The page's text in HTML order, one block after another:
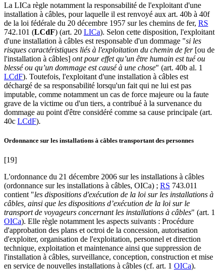
La LICa règle notamment la responsabilité de l'exploitant d'une
installation à câbles, pour laquelle il est renvoyé aux art. 40b à 40f
de la loi fédérale du 20 décembre 1957 sur les chemins de fer, RS
742.101 (LCdF) (art. 20 LICa). Selon cette disposition, l'exploitant
d'une installation à câbles est responsable d'un dommage "si les
risques caractéristiques liés à l'exploitation du chemin de fer [ou de
l'installation à câbles] ont pour effet qu’un être humain est tué ou
blessé ou qu’un dommage est causé à une chose" (art. 40b al. 1
LCdF). Toutefois, l'exploitant d'une installation à câbles est
déchargé de sa responsabilité lorsqu'un fait qui ne lui est pas
imputable, comme notamment un cas de force majeure ou la faute
grave de la victime ou d'un tiers, a contribué à la survenance du
dommage au point d'être considéré comme sa cause principale (art.
40c LCdF).
Ordonnance sur les installations à câbles transportant des personnes
[19]
L'ordonnance du 21 décembre 2006 sur les installations à câbles
(ordonnance sur les installations à câbles, OICa) ; RS 743.011
contient "les dispositions d'exécution de la loi sur les installations à
câbles, ainsi que les dispositions d’exécution de la loi sur le
transport de voyageurs concernant les installations à câbles" (art. 1
OICa). Elle règle notamment les aspects suivants : Procédure
d'approbation des plans et octroi de la concession, autorisation
d'exploiter, organisation de l'exploitation, personnel et direction
technique, exploitation et maintenance ainsi que suppression de
l'installation à câbles, surveillance, conception, construction et mise
en service de nouvelles installations à câbles (cf. art. 1 OICa).